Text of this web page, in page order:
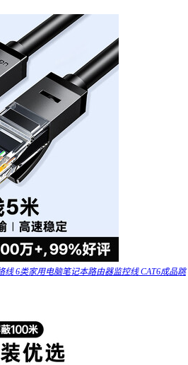
6类家用电脑笔记本路由器监控线 CAT6成品跳